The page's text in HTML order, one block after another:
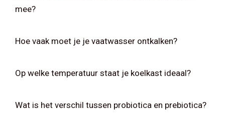
mee?
Hoe vaak moet je je vaatwasser ontkalken?
Op welke temperatuur staat je koelkast ideaal?
Wat is het verschil tussen probiotica en prebiotica?